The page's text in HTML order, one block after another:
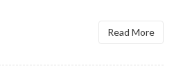
Read More